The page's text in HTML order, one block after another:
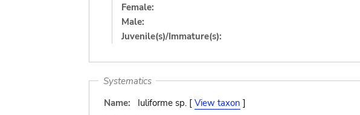
Female:
Male:
Juvenile(s)/Immature(s):
Systematics
Name:
Iuliforme sp. [ View taxon ]